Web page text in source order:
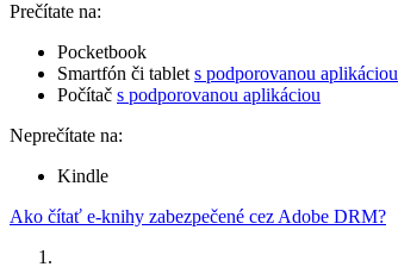
Prečítate na:
Pocketbook
Smartfón či tablet s podporovanou aplikáciou
Počítač s podporovanou aplikáciou
Neprečítate na:
Kindle
Ako čítať e-knihy zabezpečené cez Adobe DRM?